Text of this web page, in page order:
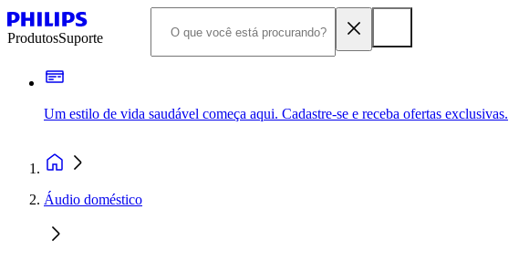
ProdutosSuporte
Um estilo de vida saudável começa aqui. Cadastre-se e receba ofertas exclusivas.
Áudio doméstico